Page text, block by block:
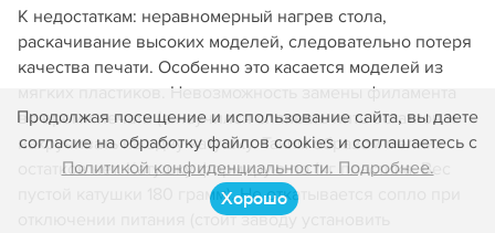
Продолжая посещение и использование сайта, вы даете
согласие на обработку файлов cookies и соглашаетесь с
Политикой конфиденциальности. Подробнее.
Хорошо
К недостаткам: неравномерный нагрев стола,
раскачивание высоких моделей, следовательно потеря
качества печати. Особенно это касается моделей из
мягких пластиков. Невозможность замены филамента
во время печати (я научился спаивать нить остатков и
накручивать на одну катушку. Таким образом мелких
остатков нет. Катушку формирую по 1кг пластика. Вес
пустой катушки 180 грамм). Не откатывается сопло при
отключении питания (стоит заводу установить